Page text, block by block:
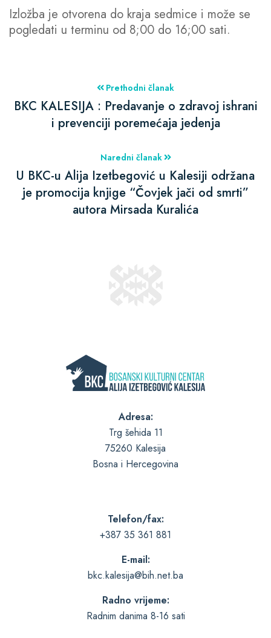
Izložba je otvorena do kraja sedmice i može se
pogledati u terminu od 8;00 do 16;00 sati.
Prethodni članak
BKC KALESIJA : Predavanje o zdravoj ishrani
i prevenciji poremećaja jedenja
Naredni članak
U BKC-u Alija Izetbegović u Kalesiji održana
je promocija knjige “Čovjek jači od smrti”
autora Mirsada Kuralića
Adresa:
Trg šehida 11
75260 Kalesija
Bosna i Hercegovina
Telefon/fax:
+387 35 361 881
E-mail:
bkc.kalesija@bih.net.ba
Radno vrijeme:
Radnim danima 8-16 sati